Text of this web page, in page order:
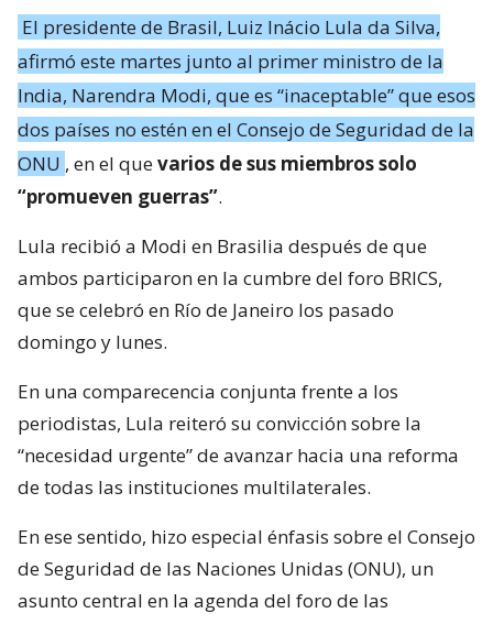
El presidente de Brasil, Luiz Inácio Lula da Silva,
afirmó este martes junto al primer ministro de la
India, Narendra Modi, que es “inaceptable” que esos
dos países no estén en el Consejo de Seguridad de la
ONU , en el quevarios de sus miembros solo
“promueven guerras”.
Lula recibió a Modi en Brasilia después de que
ambos participaron en la cumbre del foro BRICS,
que se celebró en Río de Janeiro los pasado
domingo y lunes.
En una comparecencia conjunta frente a los
periodistas, Lula reiteró su convicción sobre la
“necesidad urgente” de avanzar hacia una reforma
de todas las instituciones multilaterales.
En ese sentido, hizo especial énfasis sobre el Consejo
de Seguridad de las Naciones Unidas (ONU), un
asunto central en la agenda del foro de las